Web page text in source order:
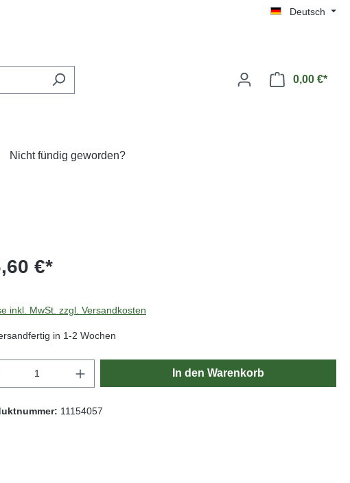
Deutsch
0,00 €*
Nicht fündig geworden?
€*
inkl. MwSt. zzgl. Versandkosten
in 1-2 Wochen
Anzahl: Gib den gewünschten Wert ein
In den Warenkorb
11154057